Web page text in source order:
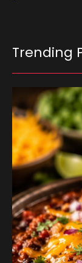
Trending